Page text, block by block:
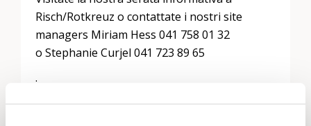
Risch/Rotkreuz o contattate i nostri site
managers Miriam Hess 041 758 01 32
o Stephanie Curjel 041 723 89 65
.